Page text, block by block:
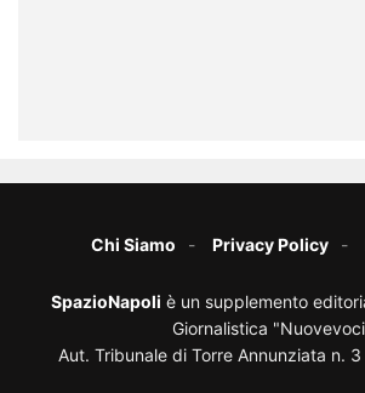
Chi Siamo Privacy Policy
SpazioNapoli è un supplemento
Giornalistica
Aut. Tribunale di Torre Annunziata n.